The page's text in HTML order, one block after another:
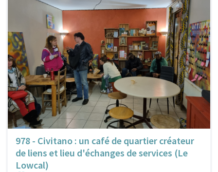
978 - Civitano : un café de quartier créateur
de liens et lieu d'échanges de services (Le
Lowcal)